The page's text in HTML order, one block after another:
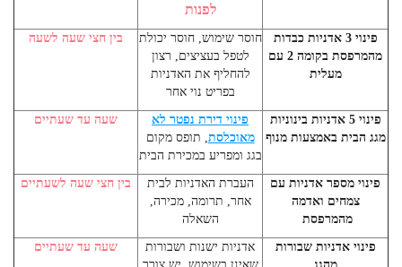
לפנות
פינוי 3 אדניות כבדות
מהמרפסת בקומה 2 עם
מעלית
חוסר שימוש, חוסר יכולת
לטפל בעציצים, רצון
להחליף את האדניות
בפריט נוי אחר
בין חצי שעה לשעה
פינוי 5 אדניות בינוניות
מגג הבית באמצעות מנוף
פינוי דירת נפטר לא
מאוכלסת , תופס מקום
בגג ומפריע במכירת הבית
שעה עד שעתיים
פינוי מספר אדניות עם
צמחים ואדמה
מהמרפסת
העברת האדניות לבית
אחר, תרומה, מכירה,
השאלה
בין חצי שעה לשעתיים
פינוי אדניות שבורות
אדניות ישנות ושבורות
שעה עד שעתיים